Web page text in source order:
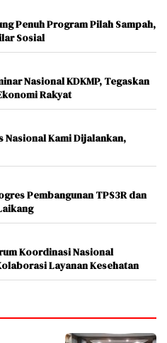
Penuh Program Pilah Sampah,
Sosial
Nasional KDKMP, Tegaskan
Rakyat
Nasional Kami Dijalankan,
Pembangunan TPS3R dan
Koordinasi Nasional
Layanan Kesehatan